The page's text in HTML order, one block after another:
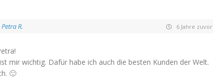
Petra R. 6 Jahre zuvor
mir wichtig. Dafür habe ich auch die besten Kunden der Welt.
🙂